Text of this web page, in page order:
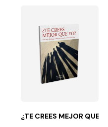
es: ¿Por qué...con Cristo, un carácter a
¿TE CREES MEJOR QUE